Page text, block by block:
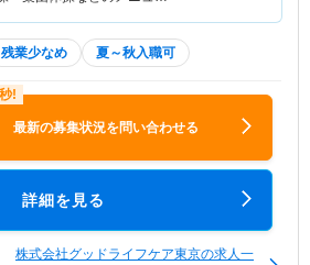
残業少なめ 夏～秋入職可
最新の募集状況を問い合わせる
詳細を見る
株式会社グッドライフケア東京の求人一